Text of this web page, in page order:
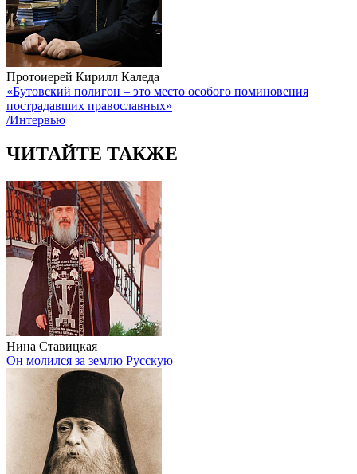
Протоиерей Кирилл Каледа
«Бутовский полигон – это место особого поминовения
пострадавших православных»
/Интервью
ЧИТАЙТЕ ТАКЖЕ
Нина Ставицкая
Он молился за землю Русскую